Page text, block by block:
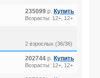
235099 р. Купить
Возрасты: 12+, 12+
2 взрослых (36/36)
202744 р. Купить
Возрасты: 12+, 12+